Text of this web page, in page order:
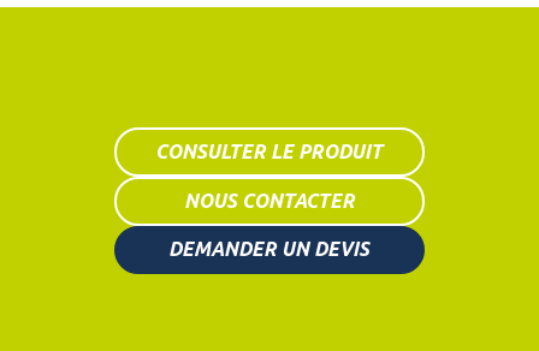
CONSULTER LE PRODUIT
NOUS CONTACTER
DEMANDER UN DEVIS